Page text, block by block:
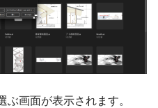
ぶ画面が表示されます。